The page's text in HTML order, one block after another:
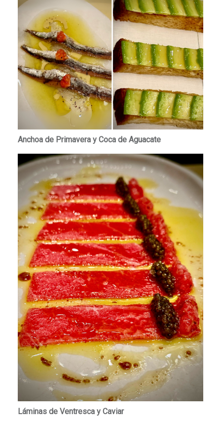
Anchoa de Primavera y Coca de Aguacate
Láminas de Ventresca y Caviar